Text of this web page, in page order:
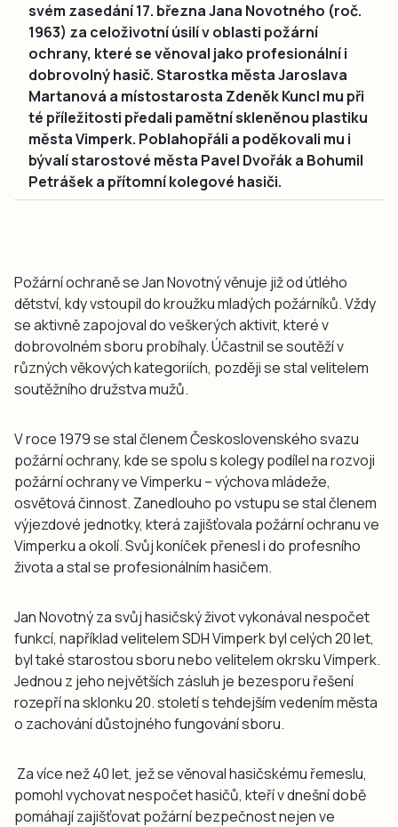
svém zasedání 17. března Jana Novotného (roč.
1963) za celoživotní úsilí v oblasti požární
ochrany, které se věnoval jako profesionální i
dobrovolný hasič. Starostka města Jaroslava
Martanová a místostarosta Zdeněk Kuncl mu při
té příležitosti předali pamětní skleněnou plastiku
města Vimperk. Poblahopřáli a poděkovali mu i
bývalí starostové města Pavel Dvořák a Bohumil
Petrášek a přítomní kolegové hasiči.
Požární ochraně se Jan Novotný věnuje již od útlého
dětství, kdy vstoupil do kroužku mladých požárníků. Vždy
se aktivně zapojoval do veškerých aktivit, které v
dobrovolném sboru probíhaly. Účastnil se soutěží v
různých věkových kategoriích, později se stal velitelem
soutěžního družstva mužů.
V roce 1979 se stal členem Československého svazu
požární ochrany, kde se spolu s kolegy podílel na rozvoji
požární ochrany ve Vimperku – výchova mládeže,
osvětová činnost. Zanedlouho po vstupu se stal členem
výjezdové jednotky, která zajišťovala požární ochranu ve
Vimperku a okolí. Svůj koníček přenesl i do profesního
života a stal se profesionálním hasičem.
Jan Novotný za svůj hasičský život vykonával nespočet
funkcí, například velitelem SDH Vimperk byl celých 20 let,
byl také starostou sboru nebo velitelem okrsku Vimperk.
Jednou z jeho největších zásluh je bezesporu řešení
rozepří na sklonku 20. století s tehdejším vedením města
o zachování důstojného fungování sboru.
Za více než 40 let, jež se věnoval hasičskému řemeslu,
pomohl vychovat nespočet hasičů, kteří v dnešní době
pomáhají zajišťovat požární bezpečnost nejen ve